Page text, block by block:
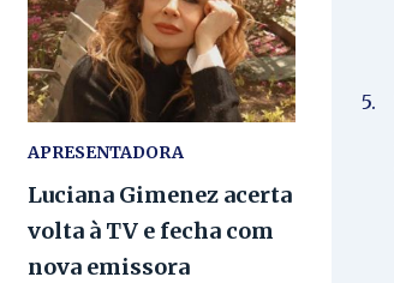
APRESENTADORA
Luciana Gimenez acerta
volta à TV e fecha com
nova emissora
5.